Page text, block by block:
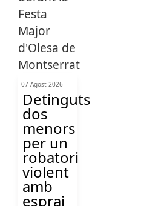
07 Agost 2026
Detinguts
dos
menors
per un
robatori
violent
amb
esprai